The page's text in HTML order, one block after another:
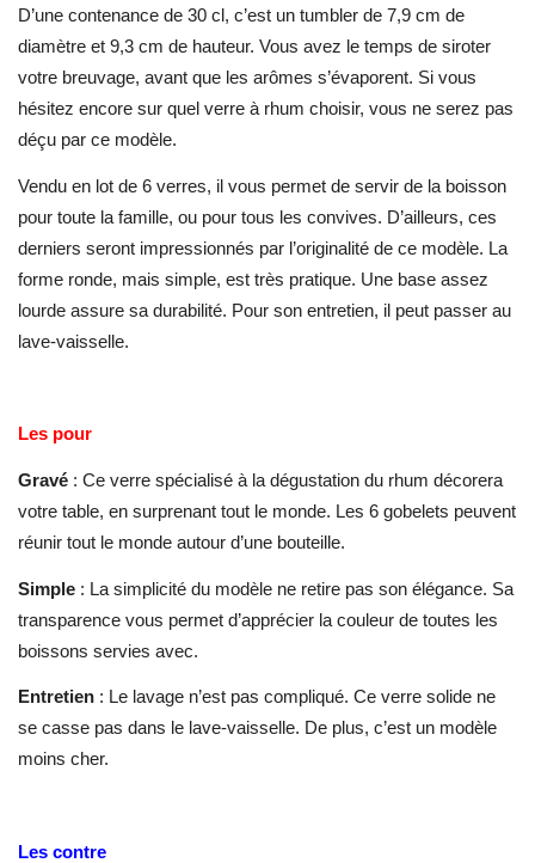
D’une contenance de 30 cl, c’est un tumbler de 7,9 cm de
diamètre et 9,3 cm de hauteur. Vous avez le temps de siroter
votre breuvage, avant que les arômes s’évaporent. Si vous
hésitez encore sur quel verre à rhum choisir, vous ne serez pas
déçu par ce modèle.
Vendu en lot de 6 verres, il vous permet de servir de la boisson
pour toute la famille, ou pour tous les convives. D’ailleurs, ces
derniers seront impressionnés par l’originalité de ce modèle. La
forme ronde, mais simple, est très pratique. Une base assez
lourde assure sa durabilité. Pour son entretien, il peut passer au
lave-vaisselle.
Les pour
Gravé : Ce verre spécialisé à la dégustation du rhum décorera
votre table, en surprenant tout le monde. Les 6 gobelets peuvent
réunir tout le monde autour d’une bouteille.
Simple : La simplicité du modèle ne retire pas son élégance. Sa
transparence vous permet d’apprécier la couleur de toutes les
boissons servies avec.
Entretien : Le lavage n’est pas compliqué. Ce verre solide ne
se casse pas dans le lave-vaisselle. De plus, c’est un modèle
moins cher.
Les contre